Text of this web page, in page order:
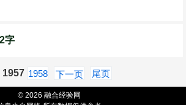
字
1957 1958 下一页 尾页
© 2026 融合经验网